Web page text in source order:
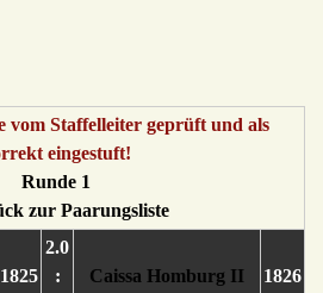
Runde 1
1825
2.0
:
Caissa Homburg II 1826